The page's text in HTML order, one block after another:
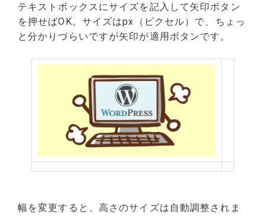
テキストボックスにサイズを記入して矢印ボタン
を押せばOK。サイズはpx（ピクセル）で、ちょっ
と分かりづらいですが矢印が適用ボタンです。
幅を変更すると、高さのサイズは自動調整されま